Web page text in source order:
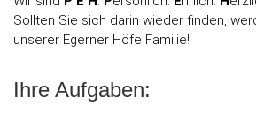
Sollten Sie sich darin wieder finden,
unserer Egerner Höfe Familie!
Ihre Aufgaben: